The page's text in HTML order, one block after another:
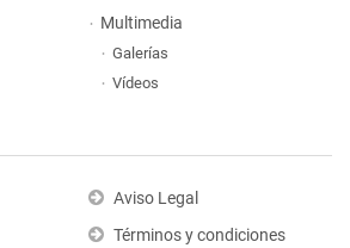
Multimedia
Galerías
Vídeos
Aviso Legal
Términos y condiciones